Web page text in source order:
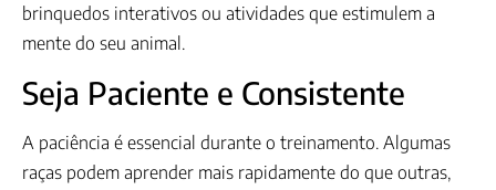
brinquedos interativos ou atividades que estimulem a
mente do seu animal.
Seja Paciente e Consistente
A paciência é essencial durante o treinamento. Algumas
raças podem aprender mais rapidamente do que outras,